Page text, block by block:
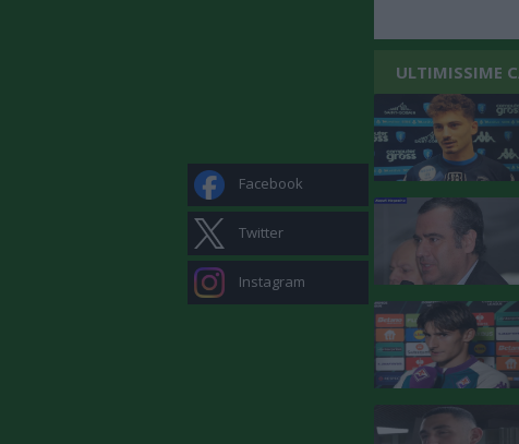
Facebook
Twitter
Instagram
ULTIMISSIME